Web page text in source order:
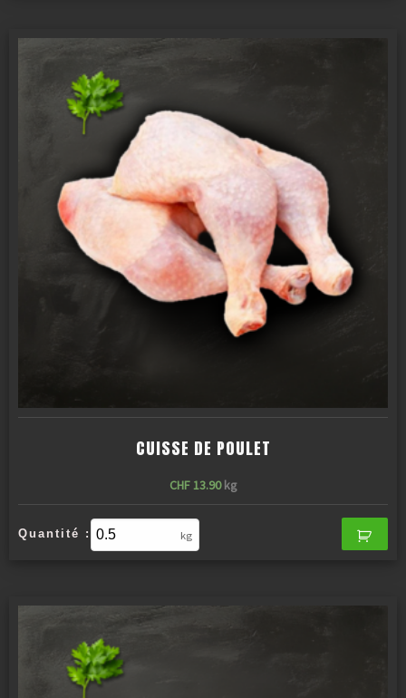
CUISSE DE POULET
CHF13.90 kg
Quantité : kg